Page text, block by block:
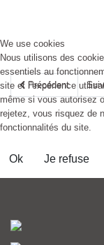
Article précédent :
Précédent
We use cookies
Nous utilisons des
essentiels au
site et l’expérience
même si vous autorisez
rejetez, vous risquez de
fonctionnalités du site.
Ok Je refuse